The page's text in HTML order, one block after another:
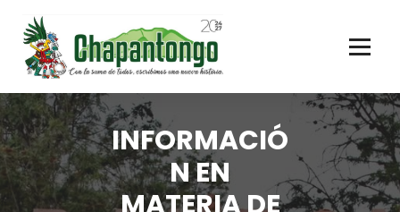
INFORMACIÓ
N EN